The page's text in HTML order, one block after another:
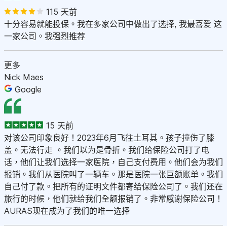
115 天前
十分容易就能投保。我在多家公司中做出了选择, 我最喜爱 这
一家公司。我强烈推荐
更多
Nick Maes
Google
15 天前
对该公司印象良好！2023年6月飞往土耳其。孩子撞伤了膝
盖。无法行走 。我们以为是骨折。我们给保险公司打了电
话，他们让我们选择一家医院，自己支付费用。他们会为我们
报销。我们从医院叫了一辆车。那是医院一张巨额账单。我们
自己付了款。把所有的证明文件都寄给保险公司了。我们还在
旅行的时候，他们就给我们全额报销了。非常感谢保险公司！
AURAS现在成为了我们的唯一选择